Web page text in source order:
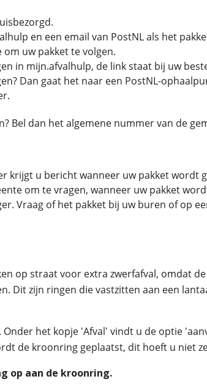
en een email van PostNL als het
uw pakket te volgen.
in mijn.afvalhulp, de link staat bij uw
Dan gaat het naar een PostNL-
Bel dan het algemene nummer van de
krijgt u bericht wanneer uw pakket wordt
om te vragen, wanneer uw pakket
Vraag of het pakket bij uw buren of op
op straat voor extra zwerfafval, omdat
Dit zijn ringen die vastzitten aan een
. Onder het kopje 'Afval' vindt u de optie
de kroonring geplaatst, dit hoeft u niet
op aan de kroonring.